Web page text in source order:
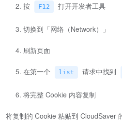
按 F12 打开开发者工具
切换到「网络（Network）」
刷新页面
在第一个 list 请求中找到
将完整 Cookie 内容复制
将复制的 Cookie 粘贴到 CloudSaver